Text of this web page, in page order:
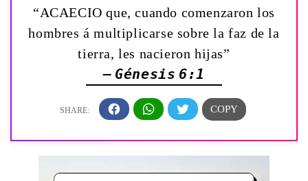
“ACAECIO que, cuando comenzaron los
hombres á multiplicarse sobre la faz de la
tierra, les nacieron hijas”
— Génesis 6:1